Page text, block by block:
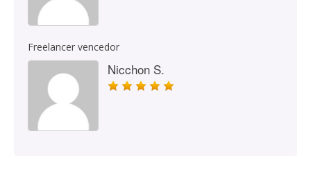
Freelancer vencedor
Nicchon S.